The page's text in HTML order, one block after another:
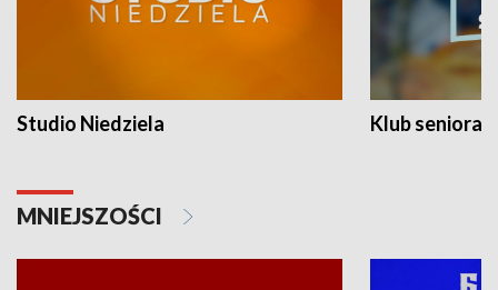
Studio Niedziela Klub seniora
MNIEJSZOŚCI